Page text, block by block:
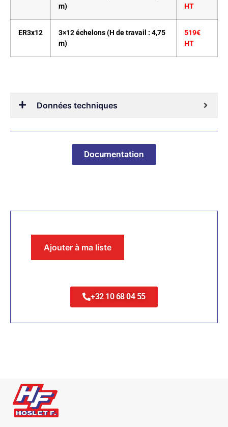
m)
HT
ER3x12
3×12 échelons (H de travail : 4,75
m)
519€
HT
Données techniques
Documentation
Ajouter à ma liste
+32 10 68 04 55